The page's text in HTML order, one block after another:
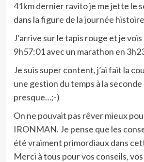
41km dernier ravito je me jette le
dans la figure de la journée
J’arrive sur le tapis rouge et je
9h57:01 avec un marathon en
Je suis super content, j’ai fait la
une gestion du temps à la
presque…;-)
On ne pouvait pas rêver mieux
IRONMAN. Je pense que les
été vraiment primordiaux dans
Merci à tous pour vos conseils, vos